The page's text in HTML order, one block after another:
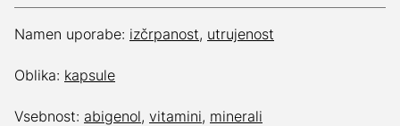
Namen uporabe: izčrpanost, utrujenost
Oblika: kapsule
Vsebnost: abigenol, vitamini, minerali